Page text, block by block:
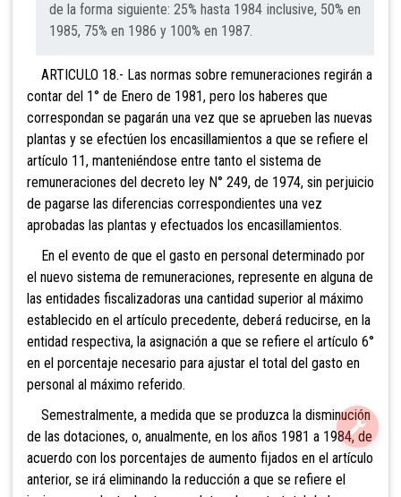
de la forma siguiente: 25% hasta 1984 inclusive, 50% en
1985, 75% en 1986 y 100% en 1987.
ARTICULO 18.- Las normas sobre remuneraciones regirán a
contar del 1° de Enero de 1981, pero los haberes que
correspondan se pagarán una vez que se aprueben las nuevas
plantas y se efectúen los encasillamientos a que se refiere el
artículo 11, manteniéndose entre tanto el sistema de
remuneraciones del decreto ley N° 249, de 1974, sin perjuicio
de pagarse las diferencias correspondientes una vez
aprobadas las plantas y efectuados los encasillamientos.
En el evento de que el gasto en personal determinado por
el nuevo sistema de remuneraciones, represente en alguna de
las entidades fiscalizadoras una cantidad superior al máximo
establecido en el artículo precedente, deberá reducirse, en la
entidad respectiva, la asignación a que se refiere el artículo 6°
en el porcentaje necesario para ajustar el total del gasto en
personal al máximo referido.
Semestralmente, a medida que se produzca la disminución
de las dotaciones, o, anualmente, en los años 1981 a 1984, de
acuerdo con los porcentajes de aumento fijados en el artículo
anterior, se irá eliminando la reducción a que se refiere el